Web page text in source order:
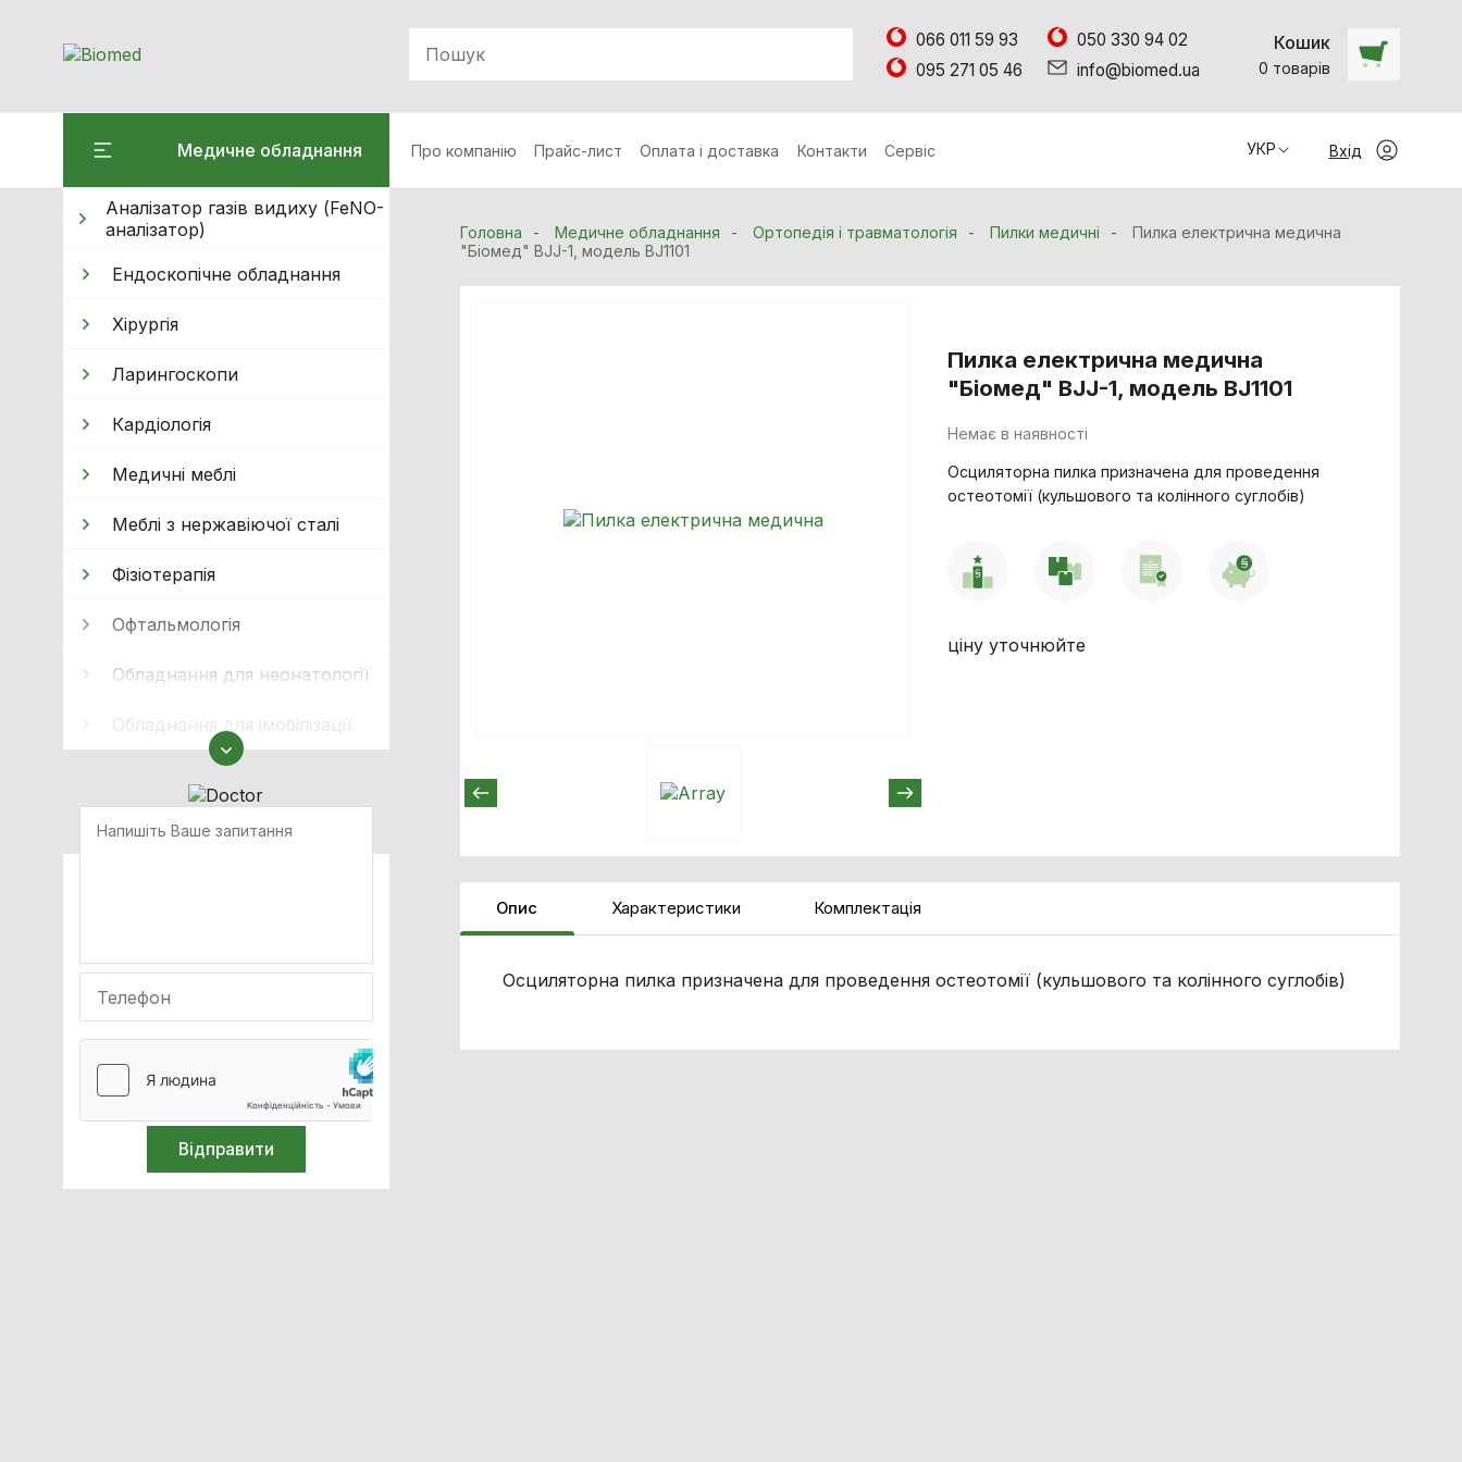
066 011 59 93
050 330 94 02
095 271 05 46
info@biomed.ua
Кошик
0 товарiв
Медичне обладнання Про компанію Прайс-лист Оплата і доставка Контакти Сервіс УКР Вхід
Аналізатор газів видиху (FeNO-
аналізатор)
Ендоскопічне обладнання
Хiрургiя
Ларингоскопи
Кардiологiя
Медичні меблі
Меблі з нержавіючої сталі
Фізіотерапія
Офтальмологія
Обладнання для неонатології
Кисневе обладнання
Очищення та стерилізація
Білірубінометри
Компресори медичні
Спірометри / Пікфлуометри
Голкоспалювачі
Головна Медичне обладнання Ортопедія і травматологія Пилки медичні
Пилка електрична медична
"Біомед" ВJJ-1, модель BJ1101
Пилка електрична медична
"Біомед" ВJJ-1, модель BJ1101
Немає в наявності
Осциляторна пилка призначена для проведення
остеотомії (кульшового та колінного суглобів)
ціну уточнюйте
Опис Характеристики Комплектація
Осциляторна пилка призначена для проведення остеотомії (кульшового та колінного суглобів)